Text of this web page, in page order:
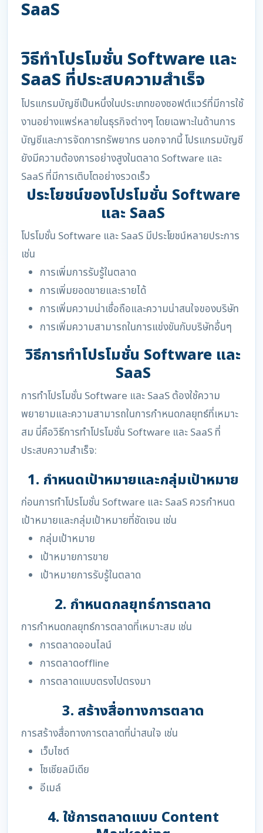
SaaS
วิธีทำโปรโมชั่น Software และ
SaaS ที่ประสบความสำเร็จ
โปรแกรมบัญชีเป็นหนึ่งในประเภทของซอฟต์แวร์ที่มีการใช้
งานอย่างแพร่หลายในธุรกิจต่างๆ โดยเฉพาะในด้านการ
บัญชีและการจัดการทรัพยากร นอกจากนี้ โปรแกรมบัญชี
ยังมีความต้องการอย่างสูงในตลาด Software และ
SaaS ที่มีการเติบโตอย่างรวดเร็ว
ประโยชน์ของโปรโมชั่น Software
และ SaaS
โปรโมชั่น Software และ SaaS มีประโยชน์หลายประการ
เช่น
การเพิ่มการรับรู้ในตลาด
การเพิ่มยอดขายและรายได้
การเพิ่มความน่าเชื่อถือและความน่าสนใจของบริษัท
การเพิ่มความสามารถในการแข่งขันกับบริษัทอื่นๆ
วิธีการทำโปรโมชั่น Software และ
SaaS
การทำโปรโมชั่น Software และ SaaS ต้องใช้ความ
พยายามและความสามารถในการกำหนดกลยุทธ์ที่เหมาะ
สม นี่คือวิธีการทำโปรโมชั่น Software และ SaaS ที่
ประสบความสำเร็จ:
1. กำหนดเป้าหมายและกลุ่มเป้าหมาย
ก่อนการทำโปรโมชั่น Software และ SaaS ควรกำหนด
เป้าหมายและกลุ่มเป้าหมายที่ชัดเจน เช่น
กลุ่มเป้าหมาย
เป้าหมายการขาย
เป้าหมายการรับรู้ในตลาด
2. กำหนดกลยุทธ์การตลาด
การกำหนดกลยุทธ์การตลาดที่เหมาะสม เช่น
การตลาดออนไลน์
การตลาดoffline
การตลาดแบบตรงไปตรงมา
3. สร้างสื่อทางการตลาด
การสร้างสื่อทางการตลาดที่น่าสนใจ เช่น
เว็บไซต์
โซเชียลมีเดีย
อีเมล์
4. ใช้การตลาดแบบ Content